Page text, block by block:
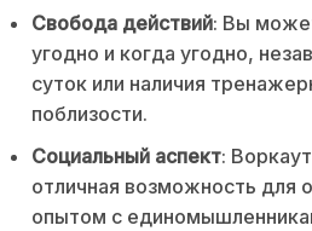
Свобода действий: Вы
угодно и когда угодно,
суток или наличия
поблизости.
Социальный аспект:
отличная возможность для
опытом с